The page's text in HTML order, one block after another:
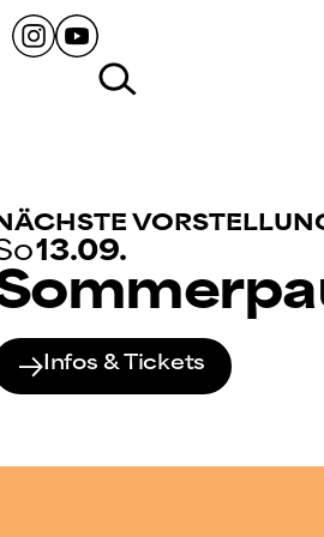
13.09.
Infos & Tickets